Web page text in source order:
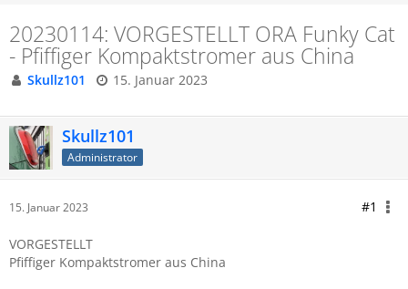
20230114: VORGESTELLT ORA Funky Cat
- Pfiffiger Kompaktstromer aus China
Skullz101 15. Januar 2023
Skullz101
Administrator
15. Januar 2023 #1
VORGESTELLT
Pfiffiger Kompaktstromer aus China